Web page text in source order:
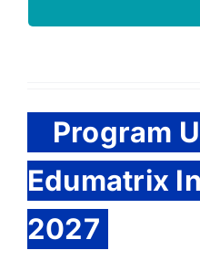
Program
Edumatrix
2027